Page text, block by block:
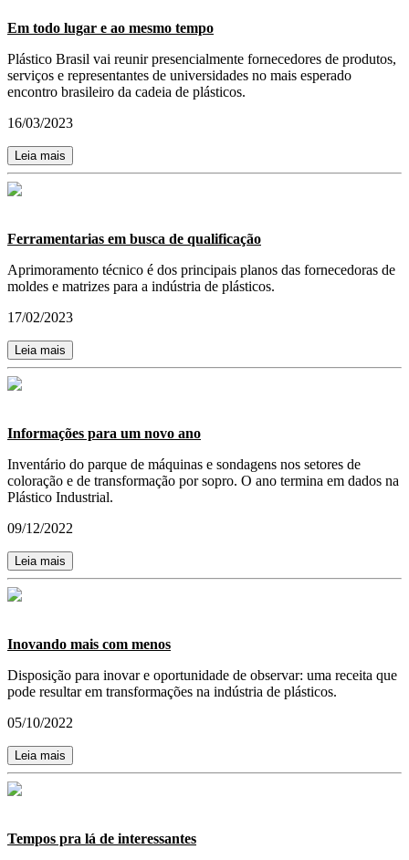
Em todo lugar e ao mesmo tempo
Plástico Brasil vai reunir presencialmente fornecedores de produtos,
serviços e representantes de universidades no mais esperado
encontro brasileiro da cadeia de plásticos.
16/03/2023
Leia mais
Ferramentarias em busca de qualificação
Aprimoramento técnico é dos principais planos das fornecedoras de
moldes e matrizes para a indústria de plásticos.
17/02/2023
Leia mais
Informações para um novo ano
Inventário do parque de máquinas e sondagens nos setores de
coloração e de transformação por sopro. O ano termina em dados na
Plástico Industrial.
09/12/2022
Leia mais
Inovando mais com menos
Disposição para inovar e oportunidade de observar: uma receita que
pode resultar em transformações na indústria de plásticos.
05/10/2022
Leia mais
Tempos pra lá de interessantes